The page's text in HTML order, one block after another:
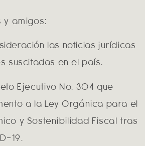
y amigos:
las noticias jurídicas
suscitadas en el país.
Ejecutivo No. 304 que
a la Ley Orgánica para el
y Sostenibilidad Fiscal tras
19.